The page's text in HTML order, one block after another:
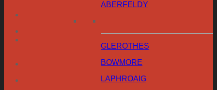
ABERFELDY
GLEROTHES
BOWMORE
LAPHROAIG